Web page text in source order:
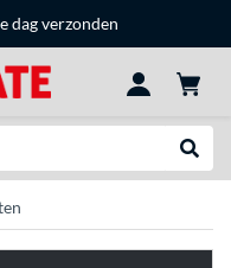
dag verzonden